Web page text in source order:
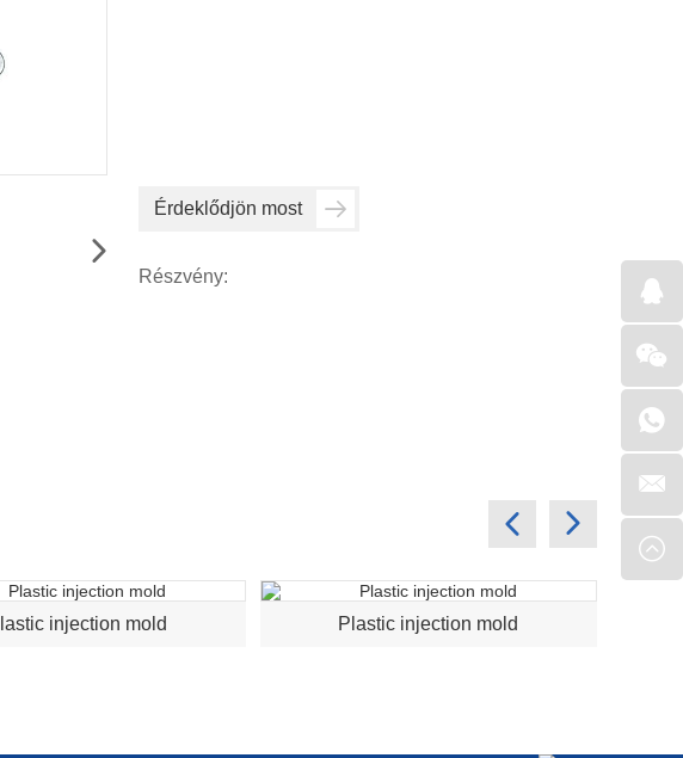
Érdeklődjön most
Részvény:
injection mold Plastic injection mold